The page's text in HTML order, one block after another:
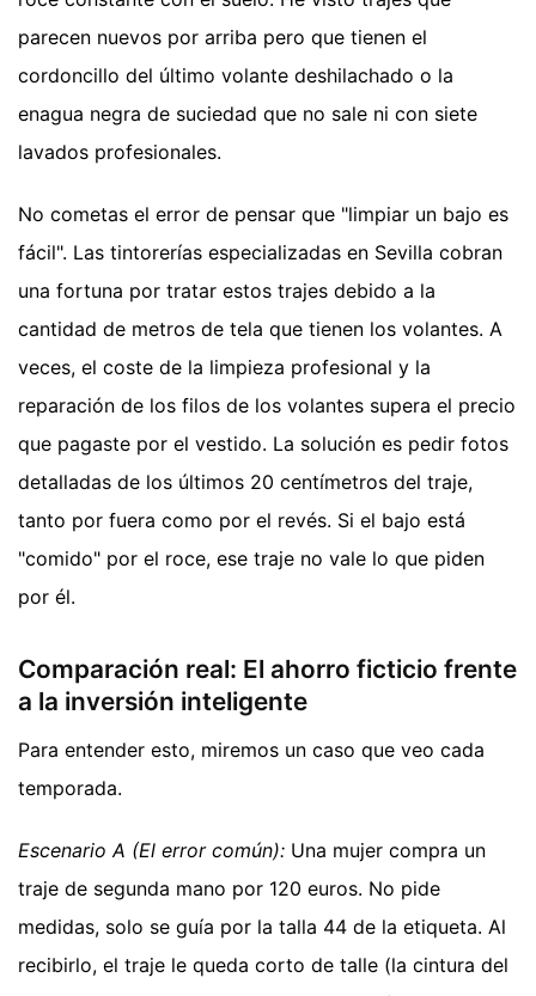
parecen nuevos por arriba pero que tienen el
cordoncillo del último volante deshilachado o la
enagua negra de suciedad que no sale ni con siete
lavados profesionales.
No cometas el error de pensar que "limpiar un bajo es
fácil". Las tintorerías especializadas en Sevilla cobran
una fortuna por tratar estos trajes debido a la
cantidad de metros de tela que tienen los volantes. A
veces, el coste de la limpieza profesional y la
reparación de los filos de los volantes supera el precio
que pagaste por el vestido. La solución es pedir fotos
detalladas de los últimos 20 centímetros del traje,
tanto por fuera como por el revés. Si el bajo está
"comido" por el roce, ese traje no vale lo que piden
por él.
Comparación real: El ahorro ficticio frente
a la inversión inteligente
Para entender esto, miremos un caso que veo cada
temporada.
Escenario A (El error común): Una mujer compra un
traje de segunda mano por 120 euros. No pide
medidas, solo se guía por la talla 44 de la etiqueta. Al
recibirlo, el traje le queda corto de talle (la cintura del